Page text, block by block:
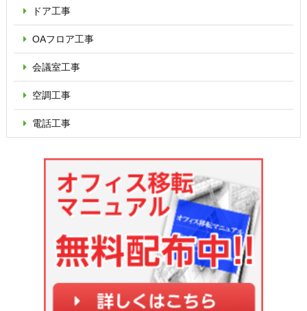
ドア工事
OAフロア工事
会議室工事
空調工事
電話工事